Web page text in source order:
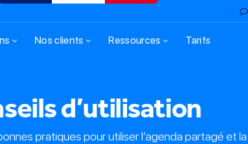
Nos clients Ressources Tarifs
d’utilisation
pratiques pour utiliser l’agenda partagé et